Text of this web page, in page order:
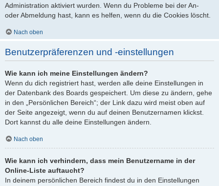
Administration aktiviert wurden. Wenn du Probleme bei der An-
oder Abmeldung hast, kann es helfen, wenn du die Cookies löscht.
Nach oben
Benutzerpräferenzen und -einstellungen
Wie kann ich meine Einstellungen ändern?
Wenn du dich registriert hast, werden alle deine Einstellungen in
der Datenbank des Boards gespeichert. Um diese zu ändern, gehe
in den „Persönlichen Bereich“; der Link dazu wird meist oben auf
der Seite angezeigt, wenn du auf deinen Benutzernamen klickst.
Dort kannst du alle deine Einstellungen ändern.
Nach oben
Wie kann ich verhindern, dass mein Benutzername in der
Online-Liste auftaucht?
In deinem persönlichen Bereich findest du in den Einstellungen